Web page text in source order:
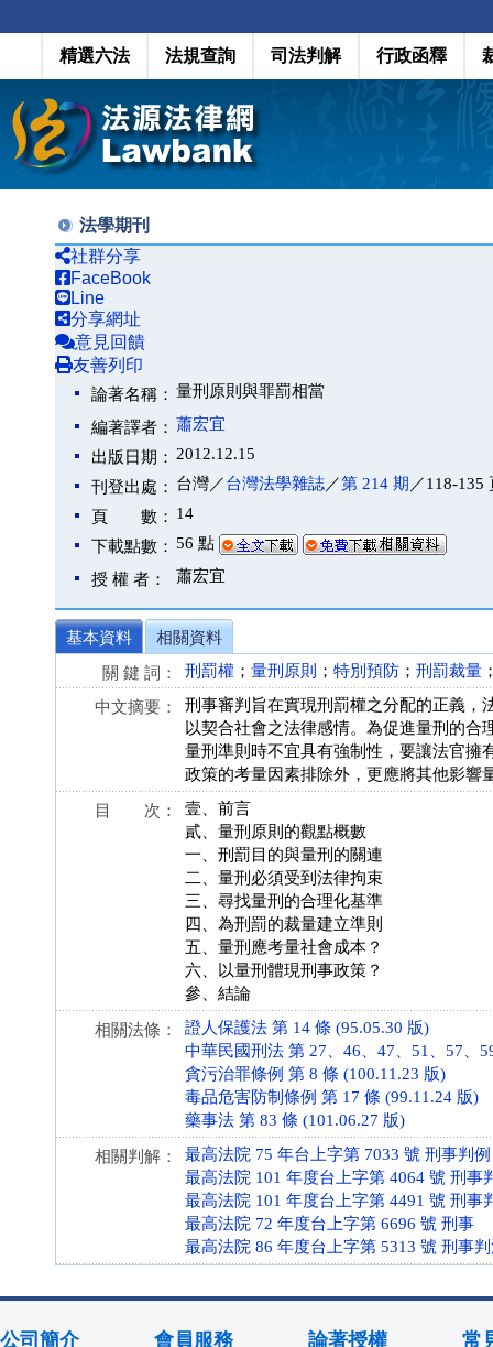
精選六法 法規查詢 司法判解 行政函釋
法學期刊
社群分享
FaceBook
Line
分享網址
意見回饋
友善列印
論著名稱： 量刑原則與罪罰相當
編著譯者： 蕭宏宜
出版日期： 2012.12.15
刊登出處： 台灣／台灣法學雜誌／第 214 期 ／118-135
頁 數： 14
下載點數： 56 點
授 權 者： 蕭宏宜
基本資料
相關資料
關 鍵 詞：
刑罰權 ； 量刑原則 ； 特別預防 ； 刑罰裁量
中文摘要：
刑事審判旨在實現刑罰權之分配的正義，
以契合社會之法律感情。為促進量刑的
量刑準則時不宜具有強制性，要讓法官擁
政策的考量因素排除外，更應將其他影響
目 次：
壹、前言
貳、量刑原則的觀點概數
一、刑罰目的與量刑的關連
二、量刑必須受到法律拘束
三、尋找量刑的合理化基準
四、為刑罰的裁量建立準則
五、量刑應考量社會成本？
六、以量刑體現刑事政策？
參、結論
相關法條：
證人保護法 第 14 條 (95.05.30 版)
中華民國刑法 第 27、46、47、51、57、
貪污治罪條例 第 8 條 (100.11.23 版)
毒品危害防制條例 第 17 條 (99.11.24 版)
藥事法 第 83 條 (101.06.27 版)
相關判解：
最高法院 75 年台上字第 7033 號 刑事判例
最高法院 101 年度台上字第 4064 號 刑事
最高法院 101 年度台上字第 4491 號 刑事
最高法院 72 年度台上字第 6696 號 刑事
最高法院 86 年度台上字第 5313 號 刑事
公司簡介 會員服務 論著授權 常